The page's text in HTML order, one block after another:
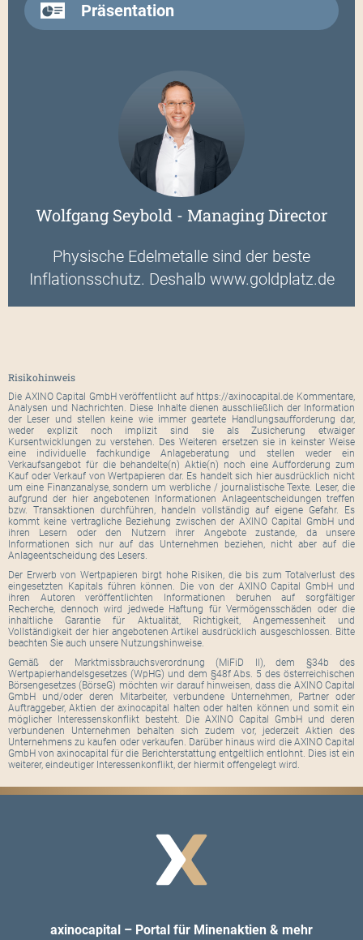
Präsentation
Wolfgang Seybold - Managing Director
Physische Edelmetalle sind der beste
Inflationsschutz. Deshalb www.goldplatz.de
Risikohinweis
Die AXINO Capital GmbH veröffentlicht auf https://axinocapital.de Kommentare,
Analysen und Nachrichten. Diese Inhalte dienen ausschließlich der Information
der Leser und stellen keine wie immer geartete Handlungsaufforderung dar,
weder explizit noch implizit sind sie als Zusicherung etwaiger
Kursentwicklungen zu verstehen. Des Weiteren ersetzen sie in keinster Weise
eine individuelle fachkundige Anlageberatung und stellen weder ein
Verkaufsangebot für die behandelte(n) Aktie(n) noch eine Aufforderung zum
Kauf oder Verkauf von Wertpapieren dar. Es handelt sich hier ausdrücklich nicht
um eine Finanzanalyse, sondern um werbliche / journalistische Texte. Leser, die
aufgrund der hier angebotenen Informationen Anlageentscheidungen treffen
bzw. Transaktionen durchführen, handeln vollständig auf eigene Gefahr. Es
kommt keine vertragliche Beziehung zwischen der AXINO Capital GmbH und
ihren Lesern oder den Nutzern ihrer Angebote zustande, da unsere
Informationen sich nur auf das Unternehmen beziehen, nicht aber auf die
Anlageentscheidung des Lesers.
Der Erwerb von Wertpapieren birgt hohe Risiken, die bis zum Totalverlust des
eingesetzten Kapitals führen können. Die von der AXINO Capital GmbH und
ihren Autoren veröffentlichten Informationen beruhen auf sorgfältiger
Recherche, dennoch wird jedwede Haftung für Vermögensschäden oder die
inhaltliche Garantie für Aktualität, Richtigkeit, Angemessenheit und
Vollständigkeit der hier angebotenen Artikel ausdrücklich ausgeschlossen. Bitte
beachten Sie auch unsere Nutzungshinweise.
Gemäß der Marktmissbrauchsverordnung (MiFiD II), dem §34b des
Wertpapierhandelsgesetzes (WpHG) und dem §48f Abs. 5 des österreichischen
Börsengesetzes (BörseG) möchten wir darauf hinweisen, dass die AXINO Capital
GmbH und/oder deren Mitarbeiter, verbundene Unternehmen, Partner oder
Auftraggeber, Aktien der axinocapital halten oder halten können und somit ein
möglicher Interessenskonflikt besteht. Die AXINO Capital GmbH und deren
verbundenen Unternehmen behalten sich zudem vor, jederzeit Aktien des
Unternehmens zu kaufen oder verkaufen. Darüber hinaus wird die AXINO Capital
GmbH von axinocapital für die Berichterstattung entgeltlich entlohnt. Dies ist ein
weiterer, eindeutiger Interessenkonflikt, der hiermit offengelegt wird.
axinocapital – Portal für Minenaktien & mehr